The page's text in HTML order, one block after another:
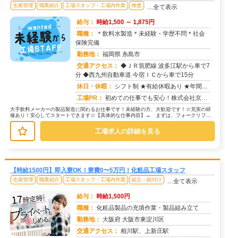
生産管理 職業紹介 工場スタッフ・工場内作業 検査 …全て表示
給与： 時給1,500 ～ 1,875円
職種：
＊飲料水製造＊未経験・学歴不問＊社会
保険完備
勤務地： 福岡県 糸島市
交通アクセス： ◆ＪＲ筑肥線 波多江駅から車で7
分 ◆西九州自動車道 今宿ＩＣから車で15分
休日・休暇： シフト制 ★有給休暇あり ★年間休日：120日 ★長期休暇：冬季休暇
工場PR： 初めての仕事でも安心！株式会社京栄センターで新しい一歩を踏み出してみませんか？☆家具付き寮が用意されているので、手...
大手飲料メーカーの製品製造に関わるお仕事です！未経験の方、大歓迎です！☆充実の研
修あり！安心してスタートできます☆【具体的な仕事内容】→ まずは、フォークリフト
を使って原材料の搬入からスタート！...
工場求人の詳細を見る
【時給1500円】即入寮OK！寮費0〜5万円！化粧品工場スタッフ
生産管理 職業紹介 工場スタッフ・工場内作業 組立・組付け …全て表示
給与： 時給1,500円
職種： 化粧品製品の充填作業・製品組み立て
勤務地： 大阪府 大阪市東淀川区
交通アクセス： 相川駅、上新庄駅